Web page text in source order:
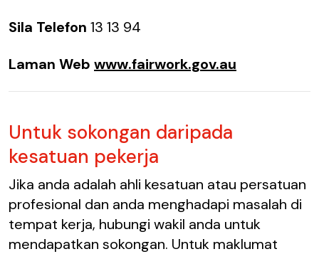
Sila Telefon 13 13 94
Laman Web www.fairwork.gov.au
Untuk sokongan daripada
kesatuan pekerja
Jika anda adalah ahli kesatuan atau persatuan
profesional dan anda menghadapi masalah di
tempat kerja, hubungi wakil anda untuk
mendapatkan sokongan. Untuk maklumat